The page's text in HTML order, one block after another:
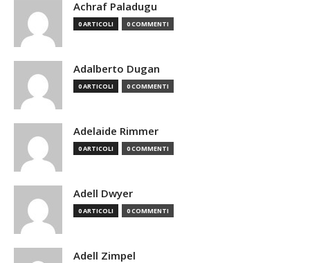
Achraf Paladugu
0 ARTICOLI 0 COMMENTI
Adalberto Dugan
0 ARTICOLI 0 COMMENTI
Adelaide Rimmer
0 ARTICOLI 0 COMMENTI
Adell Dwyer
0 ARTICOLI 0 COMMENTI
Adell Zimpel